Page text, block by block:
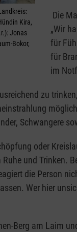
Kira,
Jonas
Bokor,
Die
„Wir
für
für
im
zu
Schwangere
oder
und
die Person
Wer hier
Berg am Laim